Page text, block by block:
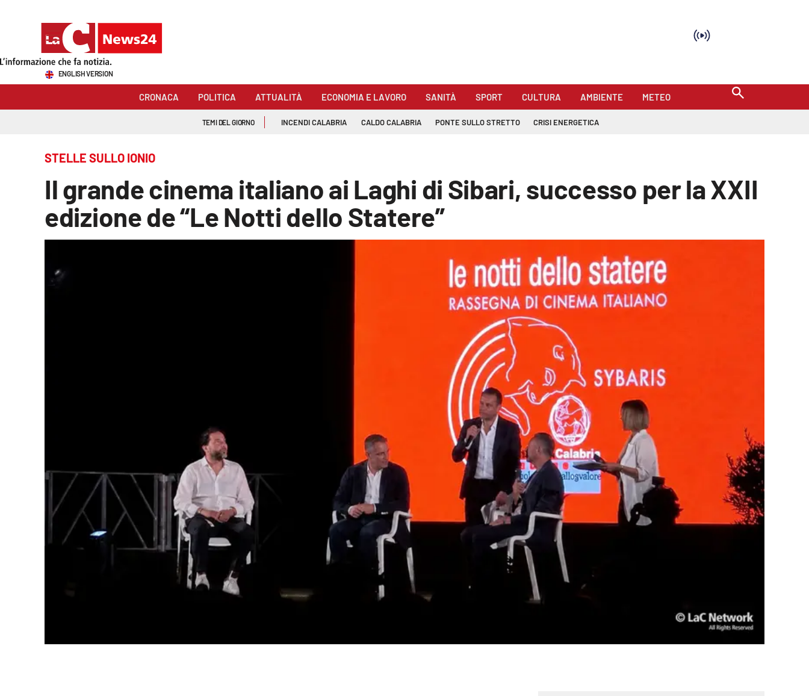
Sezioni
Economia e lavoro
Economia e Lavoro
ENGLISH VERSION
CRONACA POLITICA ATTUALITÀ ECONOMIA E LAVORO SANITÀ SPORT CULTURA AMBIENTE METEO
TEMI DEL GIORNO INCENDI CALABRIA CALDO CALABRIA PONTE SULLO STRETTO CRISI ENERGETICA
STELLE SULLO IONIO
Il grande cinema italiano ai Laghi di Sibari, successo per la XXII
edizione de “Le Notti dello Statere”